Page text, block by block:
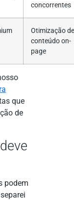
concorrentes
Otimização de
conteúdo on-
page
que
de
podem